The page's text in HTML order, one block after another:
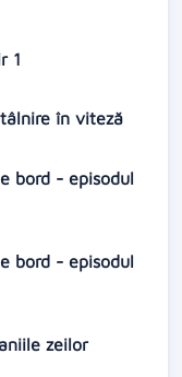
1
în viteză
bord - episodul
bord - episodul
zeilor